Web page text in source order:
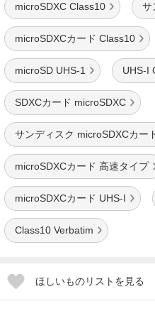
microSDXC Class10 サ
microSDXCカード Class10
microSD UHS-1 UHS-I
SDXCカード microSDXC
サンディスク microSDXCカー
microSDXCカード 高速タイプ
microSDXCカード UHS-I
Class10 Verbatim
ほしいものリストを見る